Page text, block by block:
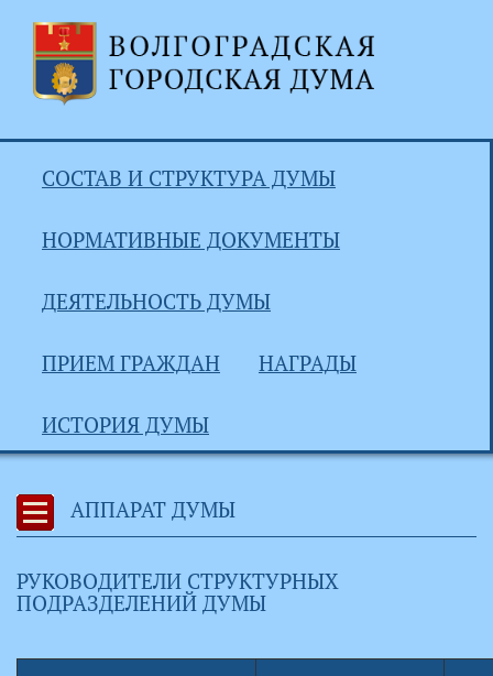
СОСТАВ И СТРУКТУРА ДУМЫ
НОРМАТИВНЫЕ ДОКУМЕНТЫ
ДЕЯТЕЛЬНОСТЬ ДУМЫ
ПРИЕМ ГРАЖДАН НАГРАДЫ
ИСТОРИЯ ДУМЫ
АППАРАТ ДУМЫ
РУКОВОДИТЕЛИ СТРУКТУРНЫХ
ПОДРАЗДЕЛЕНИЙ ДУМЫ